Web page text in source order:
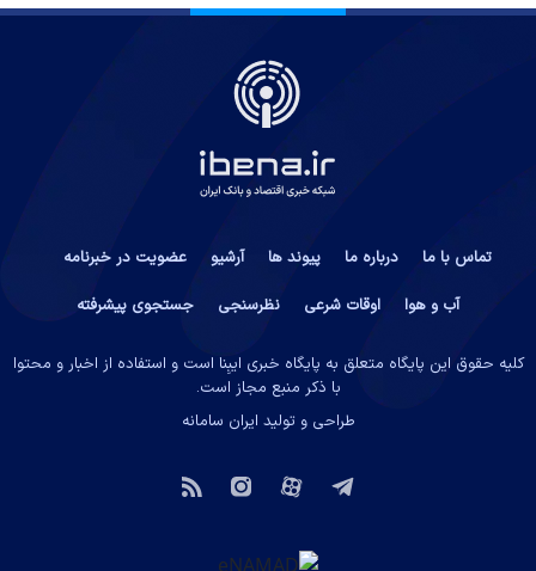
تماس با ما درباره ما پیوند ها آرشیو
عضویت در خبرنامه
آب و هوا
اوقات شرعی نظرسنجی جستجوی پیشرفته
کلیه حقوق این پایگاه متعلق به پایگاه خبری ایبِنا است و استفاده از اخبار و محتوا
با ذکر منبع مجاز است.
طراحی و تولید ایران سامانه